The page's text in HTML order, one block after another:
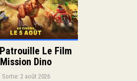
Le Film
Mission Dino
Sortie: 2 août 2026